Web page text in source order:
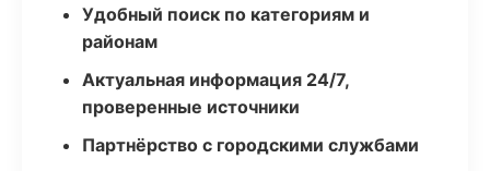
Удобный поиск по категориям и
районам
Актуальная информация 24/7,
проверенные источники
Партнёрство с городскими службами